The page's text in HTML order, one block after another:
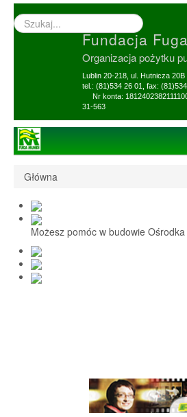
Wyszukiwarka
–
Fundacja
Organizacja pożytku
Lublin 20-218, ul. Hutnicza 20B
tel.: (81)534 26 01, fax:
Nr konta:
31-563
1,5% i darowizny
Nasi Beneficjenci
Ośrodek Reh-Szkol
Sprawozdania
Główna
Możesz pomóc w budowie